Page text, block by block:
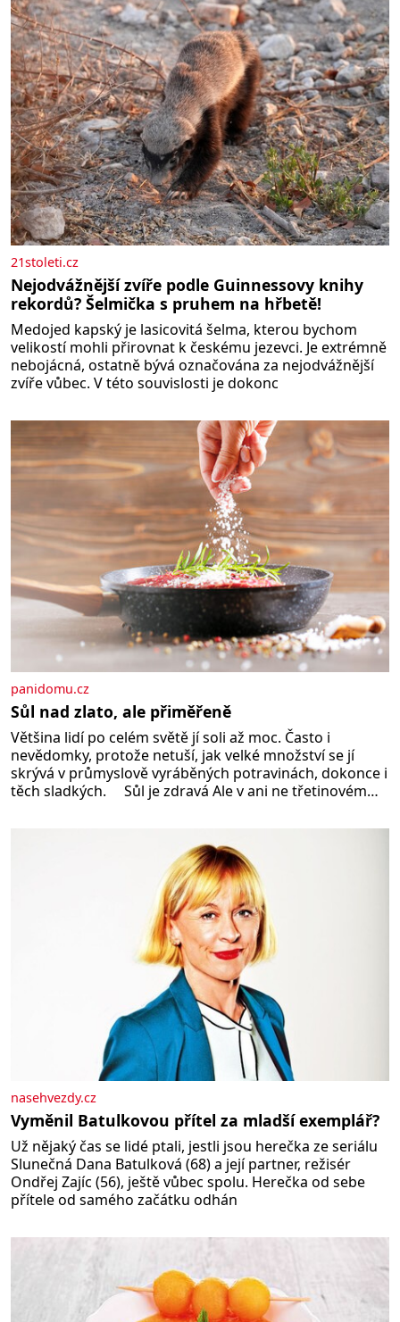
21stoleti.cz
Nejodvážnější zvíře podle Guinnessovy knihy
rekordů? Šelmička s pruhem na hřbetě!
Medojed kapský je lasicovitá šelma, kterou bychom
velikostí mohli přirovnat k českému jezevci. Je extrémně
nebojácná, ostatně bývá označována za nejodvážnější
zvíře vůbec. V této souvislosti je dokonc
panidomu.cz
Sůl nad zlato, ale přiměřeně
Většina lidí po celém světě jí soli až moc. Často i
nevědomky, protože netuší, jak velké množství se jí
skrývá v průmyslově vyráběných potravinách, dokonce i
těch sladkých. Sůl je zdravá Ale v ani ne třetinovém
základní složky– sodík a chlór – jsou zásadní pro
nasehvezdy.cz
Vyměnil Batulkovou přítel za mladší exemplář?
Už nějaký čas se lidé ptali, jestli jsou herečka ze seriálu
Slunečná Dana Batulková (68) a její partner, režisér
Ondřej Zajíc (56), ještě vůbec spolu. Herečka od sebe
přítele od samého začátku odhán